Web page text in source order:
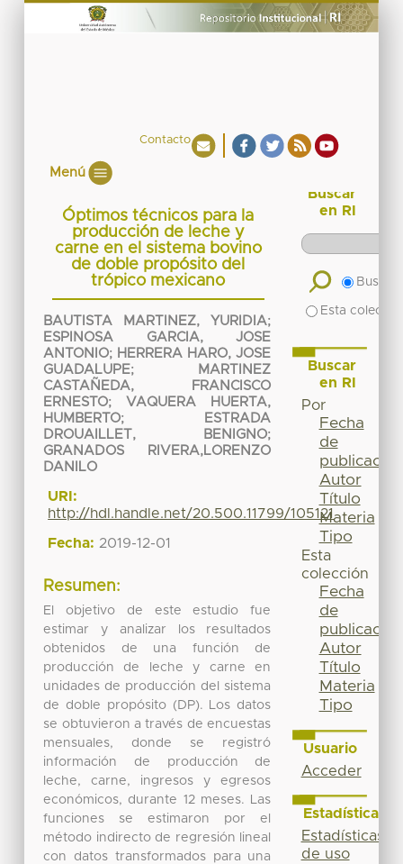
Contacto
Menú
Óptimos técnicos para la
producción de leche y
carne en el sistema bovino
de doble propósito del
trópico mexicano
BAUTISTA MARTINEZ, YURIDIA;
ESPINOSA GARCIA, JOSE
ANTONIO; HERRERA HARO, JOSE
GUADALUPE;
MARTINEZ
CASTAÑEDA, FRANCISCO
ERNESTO; VAQUERA HUERTA,
HUMBERTO;
ESTRADA
DROUAILLET, BENIGNO;
GRANADOS RIVERA,LORENZO
DANILO
URI:
http://hdl.handle.net/20.500.11799/105121
Fecha: 2019-12-01
Resumen:
El objetivo de este estudio fue
estimar y analizar los resultados
obtenidos de una función de
producción de leche y carne en
unidades de producción del sistema
de doble propósito (DP). Los datos
se obtuvieron a través de encuestas
mensuales, donde se registró
información de producción de
leche, carne, ingresos y egresos
económicos, durante 12 meses. Las
funciones se estimaron por el
método indirecto de regresión lineal
con datos transformados para una
Buscar
en RI
Buscar
Esta
Buscar
en RI
Por
Fecha
de
publicación
Autor
Título
Materia
Tipo
Esta
colección
Fecha
de
publicación
Autor
Título
Materia
Tipo
Usuario
Acceder
Estadísticas
Estadísticas
de uso